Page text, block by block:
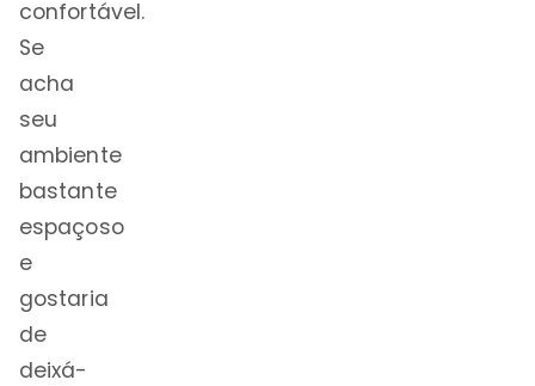
confortável.
Se
acha
seu
ambiente
bastante
espaçoso
e
gostaria
de
deixá-